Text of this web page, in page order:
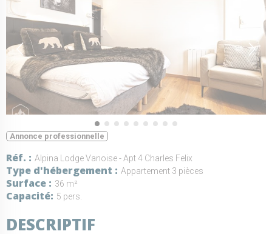
Annonce professionnelle
Réf. Alpina Lodge Vanoise - Apt 4 Charles Felix
Type d'hébergement Appartement 3 pièces
Surface 36 m²
Capacité 5 pers.
DESCRIPTIF